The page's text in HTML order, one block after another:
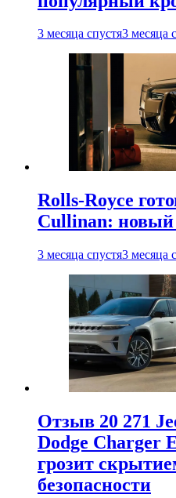
3 месяца спустя3 месяца
Rolls-Royce
Cullinan: новый
3 месяца спустя3 месяца
Отзыв 20 271
Dodge Charger
грозит
безопасности